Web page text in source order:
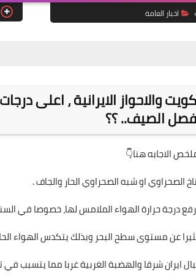
اخبار العامة
الايرانية ، اعلى
الصيف.. ؟؟
الاجابه هنا👇
جبال ايران شرقا والهضبة الغربية غربا مما يتسبب
05 أبريل 2021